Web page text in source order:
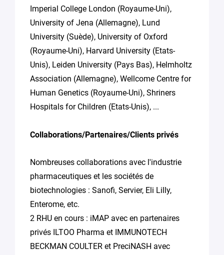
Imperial College London (Royaume-Uni),
University of Jena (Allemagne), Lund
University (Suède), University of Oxford
(Royaume-Uni), Harvard University (Etats-
Unis), Leiden University (Pays Bas), Helmholtz
Association (Allemagne), Wellcome Centre for
Human Genetics (Royaume-Uni), Shriners
Hospitals for Children (Etats-Unis), ...
Collaborations/Partenaires/Clients privés
Nombreuses collaborations avec l'industrie
pharmaceutiques et les sociétés de
biotechnologies : Sanofi, Servier, Eli Lilly,
Enterome, etc.
2 RHU en cours : iMAP avec en partenaires
privés ILTOO Pharma et IMMUNOTECH
BECKMAN COULTER et PreciNASH avec